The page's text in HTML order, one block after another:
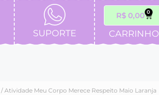
SUPORTE
R$0,00 0
CARRINHO
/ Atividade Meu Corpo Merece Respeito Maio Laranja